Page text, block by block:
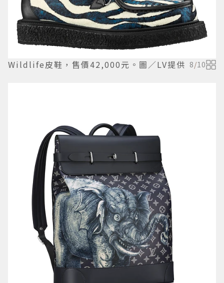
Wildlife皮鞋，售價42,000元。圖／LV提供 8/10